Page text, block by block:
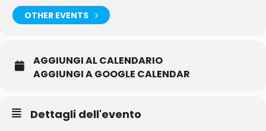
OTHER EVENTS
AGGIUNGI AL CALENDARIO
AGGIUNGI A GOOGLE CALENDAR
Dettagli dell'evento